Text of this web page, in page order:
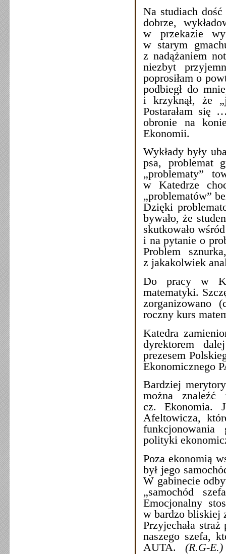
Na studiach dość
dobrze,
w przekazie
w starym
z nadążaniem
niezbyt
poprosiłam o
podbiegł do
i krzyknął, że
Postarałam się
obronie na
Ekonomii.
Wykłady były
psa, problemat
„problematy”
w Katedrze
„problematów”
Dzięki
bywało, że
skutkowało
i na pytanie o
Problem
z jakakolwiek
Do pracy w
matematyki.
zorganizowano
roczny kurs
Katedra
dyrektorem
prezesem
Ekonomicznego
Bardziej
można znaleźć
cz. Ekonomia.
Afeltowicza,
polityki
Poza ekonomią
był jego
W gabinecie
„samochód
Emocjonalny
w bardzo bliskiej
Przyjechała
naszego szefa,
AUTA. (R.G-E.)